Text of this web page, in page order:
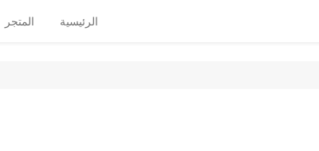
الرئيسية المتجر